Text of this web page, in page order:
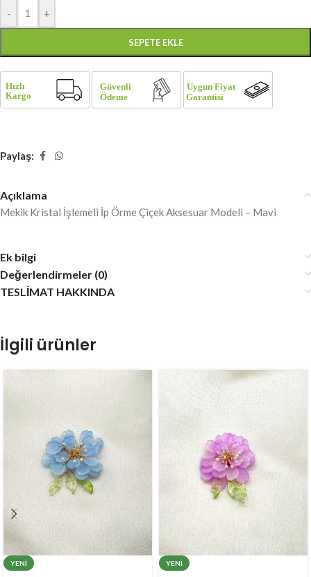
- +
SEPETE EKLE
Paylaş:
Açıklama
Mekik Kristal İşlemeli İp Örme Çiçek Aksesuar Modeli – Mavi
Ek bilgi
Değerlendirmeler (0)
TESLİMAT HAKKINDA
İlgili ürünler
YENI YENI